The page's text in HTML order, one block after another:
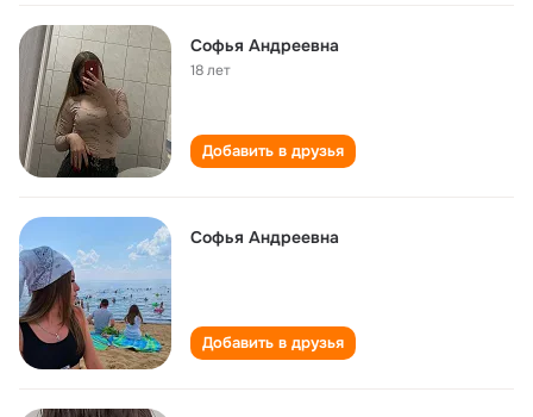
Софья Андреевна
18 лет
Добавить в друзья
Софья Андреевна
Добавить в друзья